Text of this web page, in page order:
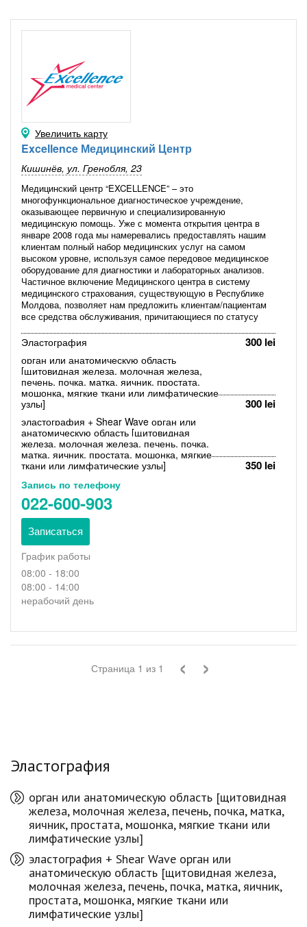
Увеличить карту
Excellence Медицинский Центр
Кишинёв, ул. Гренобля, 23
Медицинский центр “EXCELLENCE” – это
многофункциональное диагностическое учреждение,
оказывающее первичную и специализированную
медицинскую помощь. Уже с момента открытия центра в
январе 2008 года мы намеревались предоставлять нашим
клиентам полный набор медицинских услуг на самом
высоком уровне, используя самое передовое медицинское
оборудование для диагностики и лабораторных анализов.
Частичное включение Медицинского центра в систему
медицинского страхования, существующую в Республике
Молдова, позволяет нам предложить клиентам/пациентам
все средства обслуживания, причитающиеся по статусу
страхования Молдовы.
Медицинский центр “Excellence" идет в настоящее время
навстречу современным требованиям быстрой и
эффективной диагностики, предлагая обследование с
высокими качественными показателями и предоставляя
медицинские услуги по европейским стандартам, которые
оказывает высококвалифицированный медицинский
персонал.
Медицинская помощь в МЦ “EXCELLENCE” включает
свыше 12 областей медицины, 9 видов параклинических
исследований и свыше 300 типов лабораторных анализов.
Наша задача – оказание услуг, отвечающих самым строгим
требованиям медицинского профессионализма, надежности
и комфорта. По нашему мнению, современная медицина
предполагает и изменение менталитета пациентов в
отношении собственного здоровья, изменение в отношениях
врач-пациент и создание климата, благоприятного для
постоянного общения на пользу пациентам.
Эластография 300 lei
орган или анатомическую область
[щитовидная железа, молочная железа,
печень, почка, матка, яичник, простата,
мошонка, мягкие ткани или лимфатические
узлы]
300 lei
эластография + Shear Wave орган или
анатомическую область [щитовидная
железа, молочная железа, печень, почка,
матка, яичник, простата, мошонка, мягкие
ткани или лимфатические узлы]
350 lei
Запись по телефону
022-600-903
Записаться
График работы
08:00 - 18:00
08:00 - 14:00
нерабочий день
Страница 1 из 1 ‹ ›
Эластография
орган или анатомическую область [щитовидная
железа, молочная железа, печень, почка, матка,
яичник, простата, мошонка, мягкие ткани или
лимфатические узлы]
эластография + Shear Wave орган или
анатомическую область [щитовидная железа,
молочная железа, печень, почка, матка, яичник,
простата, мошонка, мягкие ткани или
лимфатические узлы]